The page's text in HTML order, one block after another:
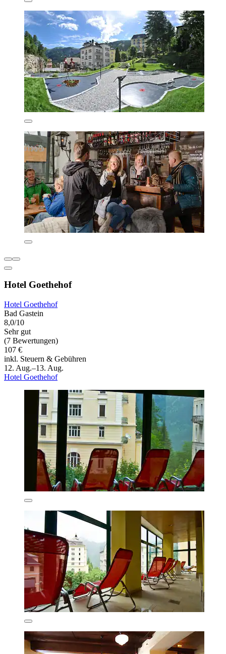
Hotel Goethehof
Hotel Goethehof
Bad Gastein
8,0/10
Sehr gut
(7 Bewertungen)
107 €
inkl. Steuern & Gebühren
12. Aug.–13. Aug.
Hotel Goethehof